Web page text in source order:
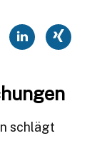
schlägt